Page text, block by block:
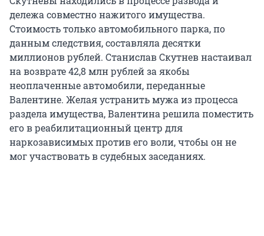
дележа совместно нажитого имущества.
Стоимость только автомобильного парка, по
данным следствия, составляла десятки
миллионов рублей. Станислав Скутнев настаивал
на возврате 42,8 млн рублей за якобы
неоплаченные автомобили, переданные
Валентине. Желая устранить мужа из процесса
раздела имущества, Валентина решила поместить
его в реабилитационный центр для
наркозависимых против его воли, чтобы он не
мог участвовать в судебных заседаниях.